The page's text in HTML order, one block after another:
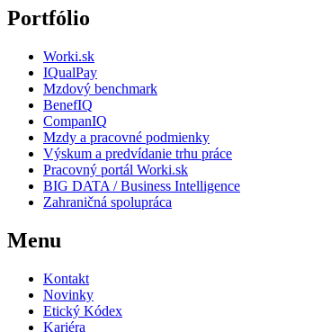
Portfólio
Worki.sk
IQualPay
Mzdový benchmark
BenefIQ
CompanIQ
Mzdy a pracovné podmienky
Výskum a predvídanie trhu práce
Pracovný portál Worki.sk
BIG DATA / Business Intelligence
Zahraničná spolupráca
Menu
Kontakt
Novinky
Etický Kódex
Kariéra